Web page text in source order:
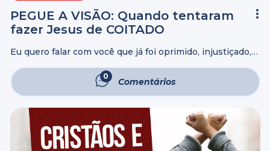
PEGUE A VISÃO: Quando tentaram
fazer Jesus de COITADO
Eu quero falar com você que já foi oprimido, injustiçado,
atenção nesta verdade que vai libertar você. O apóstolo
Pedro ouviu Jesus ...
0 Comentários